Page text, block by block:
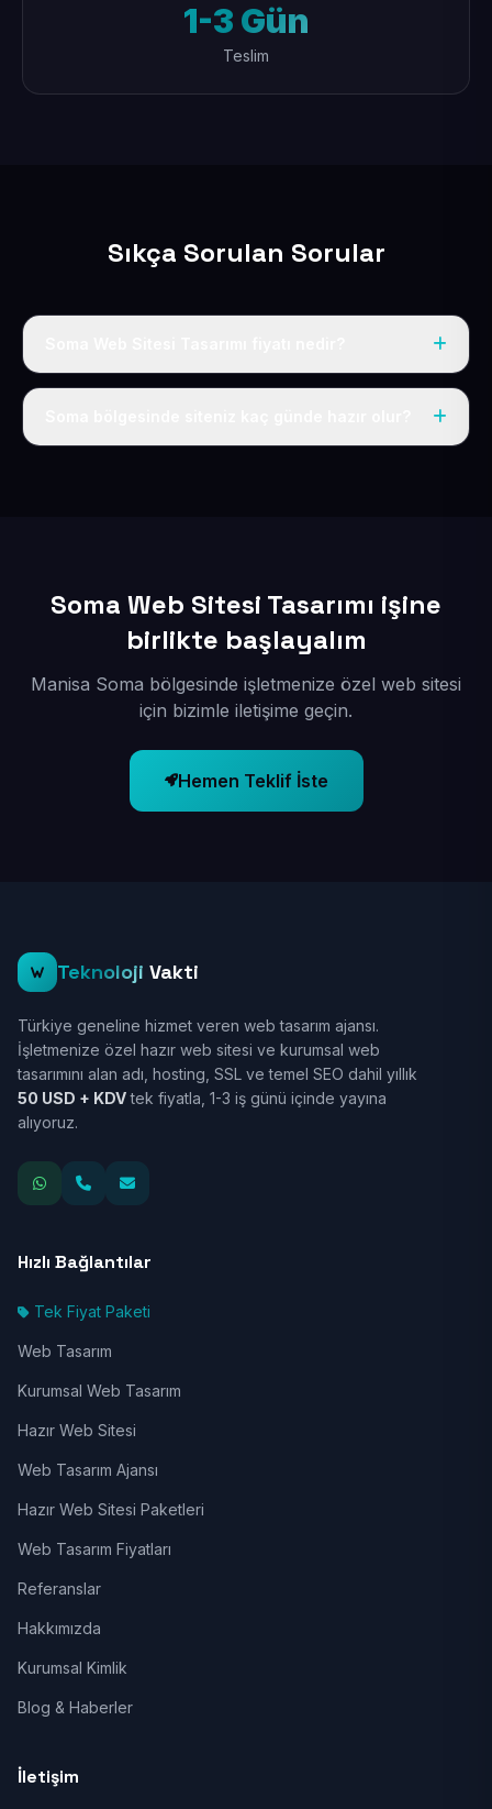
1-3 Gün
Teslim
Sıkça Sorulan Sorular
Tek fiyat uygulanır: yıllık 50 USD + KDV. Bu bedele alan
Soma Web Sitesi Tasarımı işine
birlikte başlayalım
Manisa Soma bölgesinde işletmenize özel web sitesi
için bizimle iletişime geçin.
Hemen Teklif İste
Teknoloji Vakti
Türkiye geneline hizmet veren web tasarım ajansı.
İşletmenize özel hazır web sitesi ve kurumsal web
tasarımını alan adı, hosting, SSL ve temel SEO dahil yıllık
50 USD + KDVtek fiyatla, 1-3 iş günü içinde yayına
alıyoruz.
Hızlı Bağlantılar
Tek Fiyat Paketi
Web Tasarım
Kurumsal Web Tasarım
Hazır Web Sitesi
Web Tasarım Ajansı
Hazır Web Sitesi Paketleri
Web Tasarım Fiyatları
Referanslar
Hakkımızda
Kurumsal Kimlik
Blog & Haberler
İletişim